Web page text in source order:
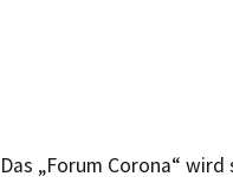
Das „Forum Corona“